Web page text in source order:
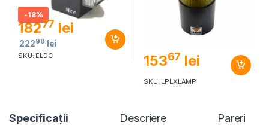
-18%
18277 lei
22298 lei
SKU: ELDC 15367 lei
SKU: LPLXLAMP
Specificaţii Descriere Pareri